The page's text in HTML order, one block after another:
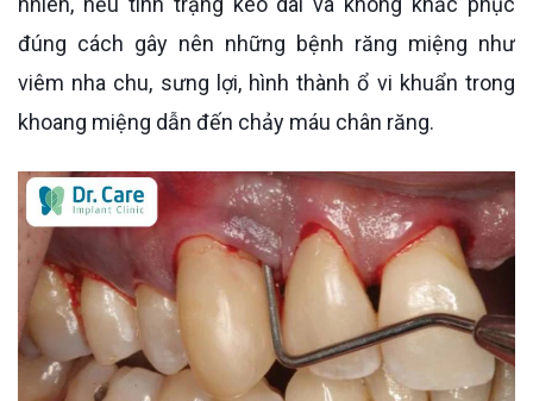
đúng cách gây nên những bệnh răng miệng như
viêm nha chu, sưng lợi, hình thành ổ vi khuẩn trong
khoang miệng dẫn đến chảy máu chân răng.